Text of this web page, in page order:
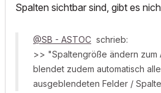
Spalten sichtbar sind, gibt es
@SB - ASTOC schrieb:
>> "Spaltengröße ändern zum
blendet zudem automatisch
ausgeblendeten Felder /